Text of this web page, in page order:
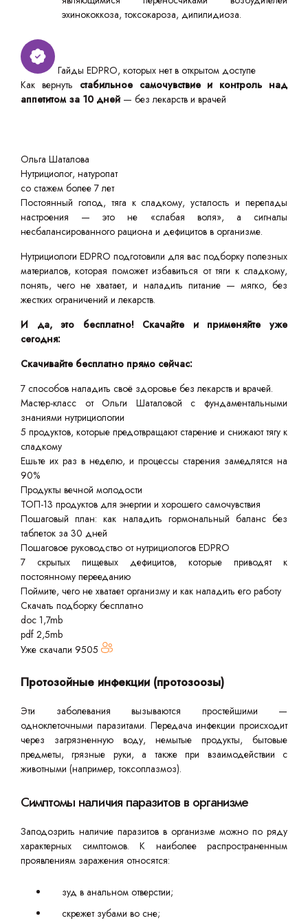
эхинококкоза, токсокароза, дипилидиоза.
Гайды EDPRO, которых нет в открытом доступе
Как вернуть стабильное самочувствие и контроль над
аппетитом за 10 дней — без лекарств и врачей
Ольга Шаталова
Нутрициолог, натуропат
со стажем более 7 лет
Постоянный голод, тяга к сладкому, усталость и перепады
настроения — это не «слабая воля», а сигналы
несбалансированного рациона и дефицитов в организме.
Нутрициологи EDPRO подготовили для вас подборку полезных
материалов, которая поможет избавиться от тяги к сладкому,
понять, чего не хватает, и наладить питание — мягко, без
жестких ограничений и лекарств.
И да, это бесплатно! Скачайте и применяйте уже
сегодня:
Скачивайте бесплатно прямо сейчас:
7 способов наладить своё здоровье без лекарств и врачей.
Мастер-класс от Ольги Шаталовой с фундаментальными
знаниями нутрициологии
5 продуктов, которые предотвращают старение и снижают тягу к
сладкому
Ешьте их раз в неделю, и процессы старения замедлятся на
90%
Продукты вечной молодости
ТОП-13 продуктов для энергии и хорошего самочувствия
Пошаговый план: как наладить гормональный баланс без
таблеток за 30 дней
Пошаговое руководство от нутрициологов EDPRO
7 скрытых пищевых дефицитов, которые приводят к
постоянному перееданию
Поймите, чего не хватает организму и как наладить его работу
Скачать подборку бесплатно
doc 1,7mb
pdf 2,5mb
Уже скачали 9505
Протозойные инфекции (протозоозы)
Эти заболевания вызываются простейшими —
одноклеточными паразитами. Передача инфекции происходит
через загрязненную воду, немытые продукты, бытовые
предметы, грязные руки, а также при взаимодействии с
животными (например, токсоплазмоз).
Симптомы наличия паразитов в организме
Заподозрить наличие паразитов в организме можно по ряду
характерных симптомов. К наиболее распространенным
проявлениям заражения относятся:
зуд в анальном отверстии;
скрежет зубами во сне;